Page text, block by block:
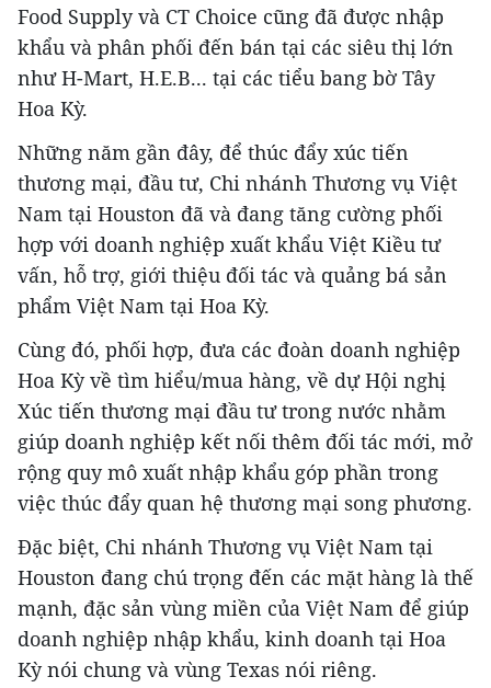
Food Supply và CT Choice cũng đã được nhập
khẩu và phân phối đến bán tại các siêu thị lớn
như H-Mart, H.E.B... tại các tiểu bang bờ Tây
Hoa Kỳ.
Những năm gần đây, để thúc đẩy xúc tiến
thương mại, đầu tư, Chi nhánh Thương vụ Việt
Nam tại Houston đã và đang tăng cường phối
hợp với doanh nghiệp xuất khẩu Việt Kiều tư
vấn, hỗ trợ, giới thiệu đối tác và quảng bá sản
phẩm Việt Nam tại Hoa Kỳ.
Cùng đó, phối hợp, đưa các đoàn doanh nghiệp
Hoa Kỳ về tìm hiểu/mua hàng, về dự Hội nghị
Xúc tiến thương mại đầu tư trong nước nhằm
giúp doanh nghiệp kết nối thêm đối tác mới, mở
rộng quy mô xuất nhập khẩu góp phần trong
việc thúc đẩy quan hệ thương mại song phương.
Đặc biệt, Chi nhánh Thương vụ Việt Nam tại
Houston đang chú trọng đến các mặt hàng là thế
mạnh, đặc sản vùng miền của Việt Nam để giúp
doanh nghiệp nhập khẩu, kinh doanh tại Hoa
Kỳ nói chung và vùng Texas nói riêng.